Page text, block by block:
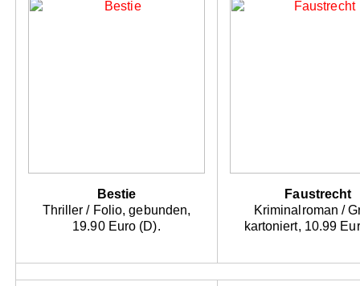
Bestie
Thriller / Folio, gebunden,
19.90 Euro (D).
Faustrecht
Kriminalroman /
kartoniert, 10.99